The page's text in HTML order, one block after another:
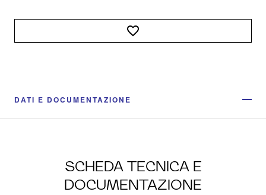
DATI E DOCUMENTAZIONE
SCHEDA TECNICA E
DOCUMENTAZIONE